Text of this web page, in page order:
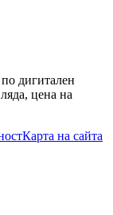
дигитален
цена на
Карта на сайта